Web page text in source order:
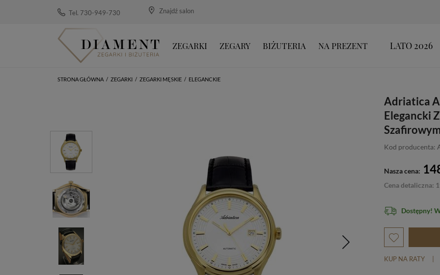
Tel. 730-949-730 Znajdź salon
ZEGARKI ZEGARY BIŻUTERIA NA PREZENT LATO 2026
STRONA GŁÓWNA / ZEGARKI / ZEGARKI MĘSKIE / ELEGANCKIE
Adriatica
Elegancki
Kod producenta:
Nasza cena:
Cena detaliczna:
Dostępny!
KUP NA RATY